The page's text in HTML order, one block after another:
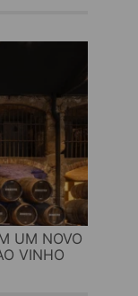
UM NOVO
VINHO